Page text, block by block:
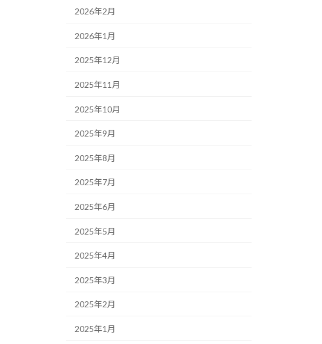
2026年2月
2026年1月
2025年12月
2025年11月
2025年10月
2025年9月
2025年8月
2025年7月
2025年6月
2025年5月
2025年4月
2025年3月
2025年2月
2025年1月